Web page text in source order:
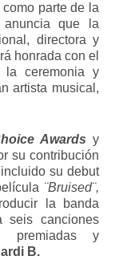
como parte de la
anuncia que la
directora y
honrada con el
ceremonia y
artista musical,
Awards y
su contribución
su debut
¨Bruised¨,
la banda
seis canciones
premiadas y
B.